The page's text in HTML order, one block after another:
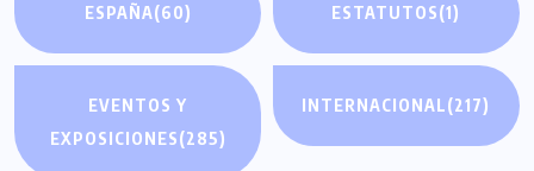
ESPAÑA(60) ESTATUTOS(1)
EVENTOS Y
EXPOSICIONES(285)
INTERNACIONAL(217)